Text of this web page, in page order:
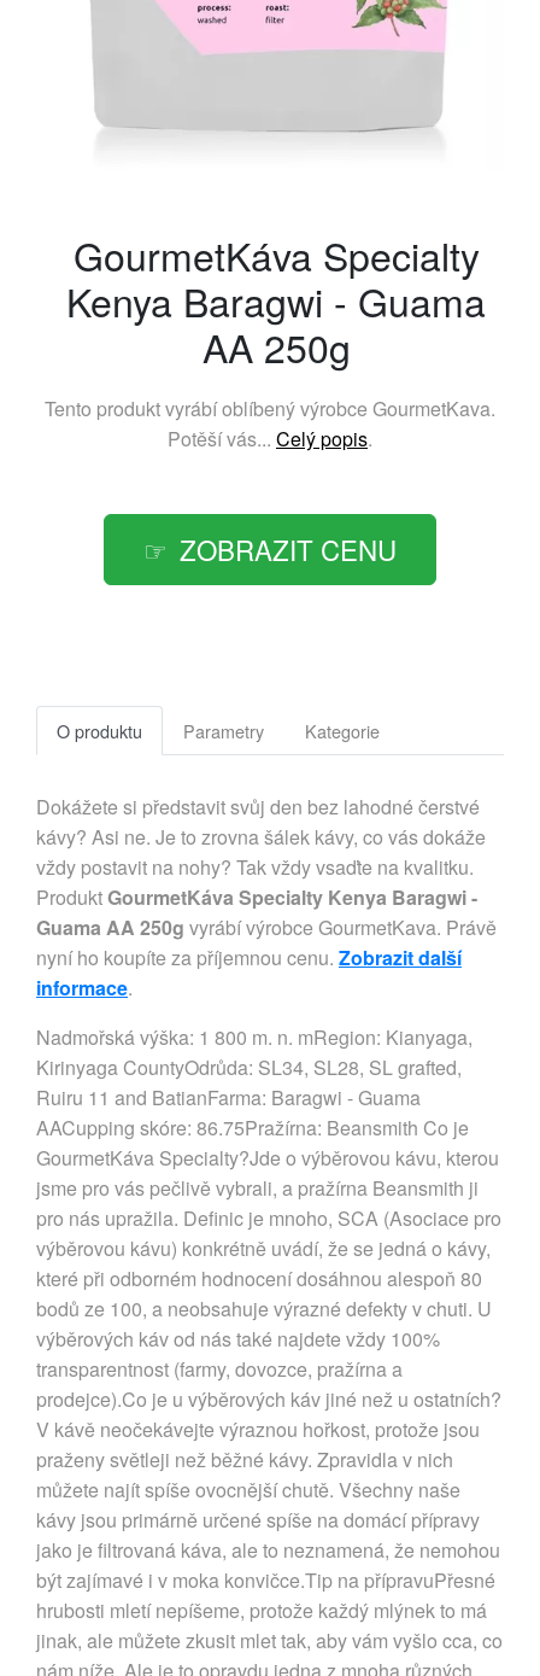
GourmetKáva Specialty
Kenya Baragwi - Guama
AA 250g
Tento produkt vyrábí oblíbený výrobce GourmetKava.
Potěší vás... Celý popis.
ZOBRAZIT CENU
O produktu Parametry Kategorie
Dokážete si představit svůj den bez lahodné čerstvé
kávy? Asi ne. Je to zrovna šálek kávy, co vás dokáže
vždy postavit na nohy? Tak vždy vsaďte na kvalitku.
ProduktGourmetKáva Specialty Kenya Baragwi -
Guama AA 250g vyrábí výrobce GourmetKava. Právě
nyní ho koupíte za příjemnou cenu. Zobrazit další
informace.
Nadmořská výška: 1 800 m. n. mRegion: Kianyaga,
Kirinyaga CountyOdrůda: SL34, SL28, SL grafted,
Ruiru 11 and BatianFarma: Baragwi - Guama
AACupping skóre: 86.75Pražírna: Beansmith Co je
GourmetKáva Specialty?Jde o výběrovou kávu, kterou
jsme pro vás pečlivě vybrali, a pražírna Beansmith ji
pro nás upražila. Definic je mnoho, SCA (Asociace pro
výběrovou kávu) konkrétně uvádí, že se jedná o kávy,
které při odborném hodnocení dosáhnou alespoň 80
bodů ze 100, a neobsahuje výrazné defekty v chuti. U
výběrových káv od nás také najdete vždy 100%
transparentnost (farmy, dovozce, pražírna a
prodejce).Co je u výběrových káv jiné než u ostatních?
V kávě neočekávejte výraznou hořkost, protože jsou
praženy světleji než běžné kávy. Zpravidla v nich
můžete najít spíše ovocnější chutě. Všechny naše
kávy jsou primárně určené spíše na domácí přípravy
jako je filtrovaná káva, ale to neznamená, že nemohou
být zajímavé i v moka konvičce.Tip na přípravuPřesné
hrubosti mletí nepíšeme, protože každý mlýnek to má
jinak, ale můžete zkusit mlet tak, aby vám vyšlo cca, co